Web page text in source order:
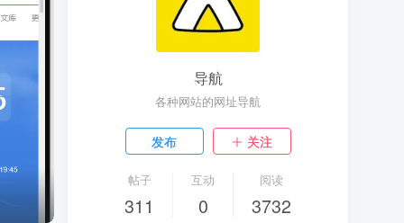
导航
各种网站的网址导航
发布 关注
帖子
311
互动
0
阅读
3732